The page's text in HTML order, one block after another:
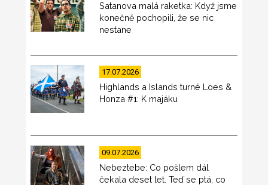
Satanova malá raketka: Když jsme
konečně pochopili, že se nic
nestane
17.07.2026
Highlands a Islands turné Loes &
Honza #1: K majáku
09.07.2026
Nebeztebe: Co pošlem dál
čekala deset let. Teď se ptá, co